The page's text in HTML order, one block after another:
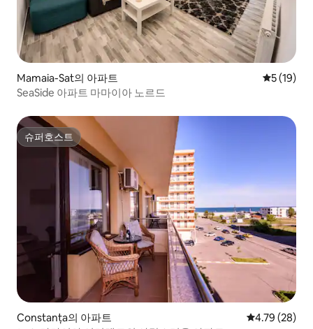
Mamaia-Sat의 아파트 평점 5점
5 (19)
SeaSide 아파트 마마이아 노르드
슈퍼호스트
슈퍼호스트
Constanța의 아파트 평점 4.79점(5
4.79 (28)